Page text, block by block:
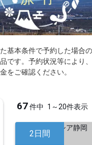
基本条件で予約した場
です。予約状況等によ
をご確認ください。
67件中 1～20件表示
2日間